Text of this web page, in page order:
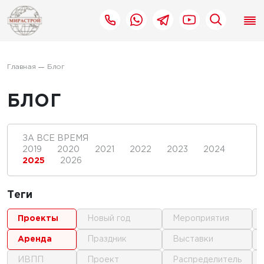
Главная Блог
БЛОГ
ЗА ВСЕ ВРЕМЯ
2019
2020 2021 2022 2023
2024
2025
2026
Теги
проекты
аренда
ИВПП
новый год
праздник
проект
мероприятия
выставки
распределитель